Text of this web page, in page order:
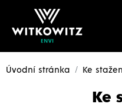
Úvodní stránka Ke
Ke